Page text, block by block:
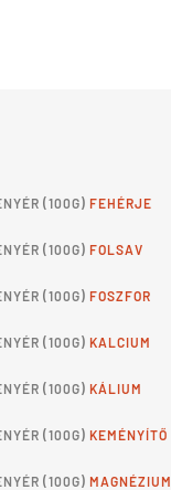
(100G)FEHÉRJE
(100G)FOLSAV
(100G)FOSZFOR
(100G)KALCIUM
(100G)KÁLIUM
(100G)KEMÉNYÍTŐ
(100G)MAGNÉZIUM